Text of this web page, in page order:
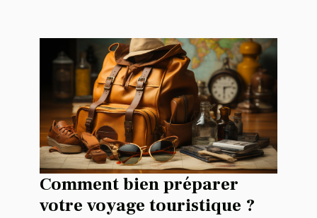
Comment bien préparer
votre voyage touristique ?